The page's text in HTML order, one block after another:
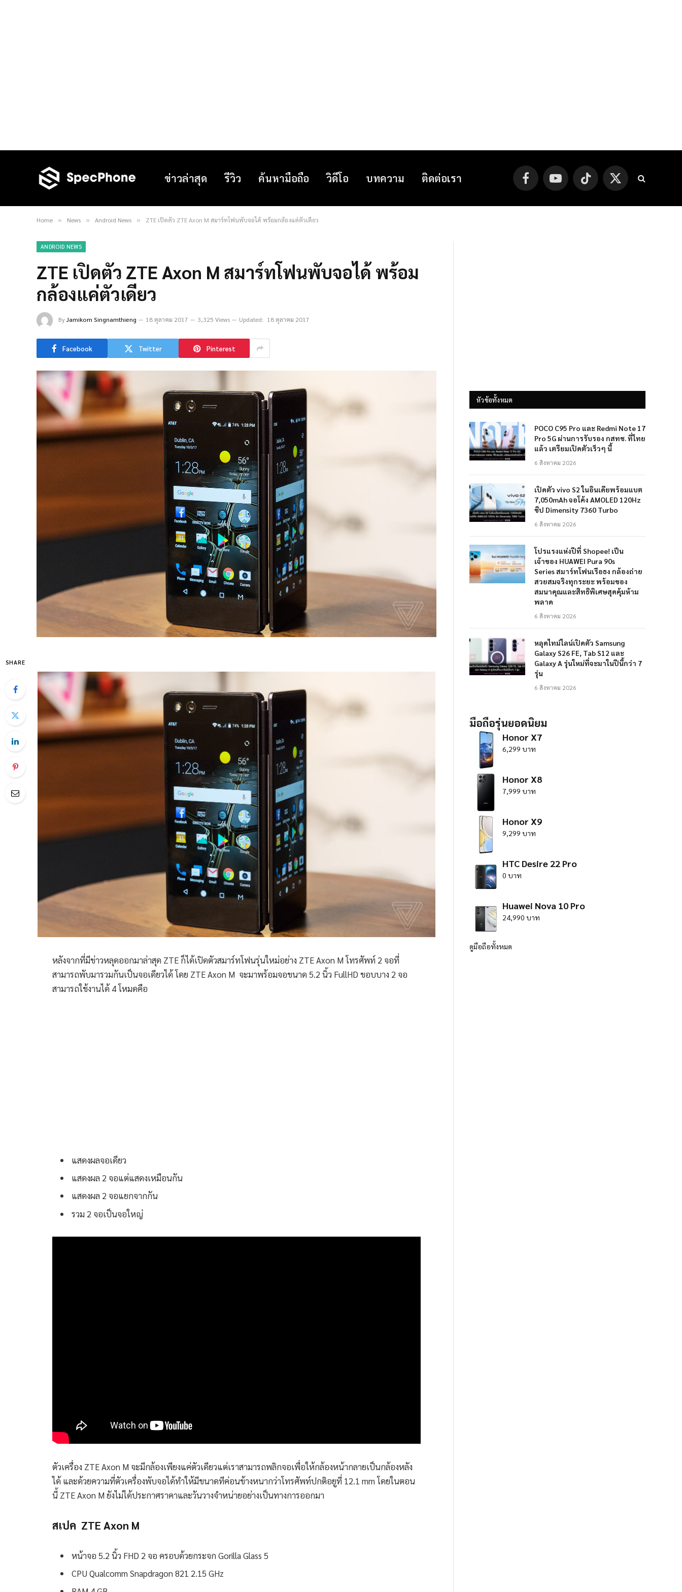
ข่าวล่าสุด รีวิว ค้นหามือถือ วิดีโอ บทความ ติดต่อเรา FacebookYouTube TikTok
X
(Twitter)
Home » News » Android News » ZTE เปิดตัว ZTE Axon M สมาร์ทโฟนพับจอได้ พร้อมกล้องแค่ตัวเดียว
ANDROID NEWS
ZTE เปิดตัว ZTE Axon M สมาร์ทโฟนพับจอได้ พร้อม
กล้องแค่ตัวเดียว
ByJamikorn Singnamthieng 18 ตุลาคม 2017 3,325 Views Updated: 18 ตุลาคม 2017
Facebook Twitter Pinterest
SHARE
หลังจากที่มีข่าวหลุดออกมาล่าสุด ZTE ก็ได้เปิดตัวสมาร์ทโฟนรุ่นใหม่อย่าง ZTE Axon M โทรศัพท์ 2 จอที่
สามารถพับมารวมกันเป็นจอเดียวได้โดย ZTE Axon M จะมาพร้อมจอขนาด 5.2 นิ้ว FullHD ขอบบาง 2 จอ
สามารถใช้งานได้ 4 โหมดคือ
แสดงผลจอเดียว
แสดงผล 2 จอแต่แสดงเหมือนกัน
แสดงผล 2 จอแยกจากกัน
รวม 2 จอเป็นจอใหญ่
ตัวเครื่อง ZTE Axon M จะมีกล้องเพียงแค่ตัวเดียวแต่เราสามารถพลิกจอเพื่อให้กล้องหน้ากลายเป็นกล้องหลัง
ได้ และด้วยความที่ตัวเครื่องพับจอได้ทำให้มีขนาดทีค่อนข้างหนากว่าโทรศัพท์ปกติอยูที่ 12.1 mm โดยในตอน
นี้ ZTE Axon M ยังไม่ได้ประกาศราคาและวันวางจำหน่ายอย่างเป็นทางการออกมา
สเปค ZTE Axon M
หน้าจอ 5.2 นิ้ว FHD 2 จอ ครอบด้วยกระจก Gorilla Glass 5
CPU Qualcomm Snapdragon 821 2.15 GHz
หัวข้อทั้งหมด
POCO C95 Pro และ Redmi Note 17
Pro 5G ผ่านการรับรอง กสทช. ที่ไทย
แล้ว เตรียมเปิดตัวเร็วๆ นี้
6 สิงหาคม 2026
เปิดตัว vivo S2 ในอินเดียพร้อมแบต
7,050mAh จอโค้ง AMOLED 120Hz
ชิป Dimensity 7360 Turbo
6 สิงหาคม 2026
โปรแรงแห่งปีที่ Shopee! เป็น
เจ้าของ HUAWEI Pura 90s
Series สมาร์ทโฟนเรือธง กล้องถ่าย
สวยสมจริงทุกระยะ พร้อมของ
สมนาคุณและสิทธิพิเศษสุดคุ้มห้าม
พลาด
6 สิงหาคม 2026
หลุดไทม์ไลน์เปิดตัว Samsung
Galaxy S26 FE, Tab S12 และ
Galaxy A รุ่นใหม่ที่จะมาในปีนี้กว่า 7
รุ่น
6 สิงหาคม 2026
มือถือรุ่นยอดนิยม
Honor X7
6,299 บาท
Honor X8
7,999 บาท
Honor X9
9,299 บาท
HTC Desire 22 Pro
0 บาท
Huawei Nova 10 Pro
24,990 บาท
ดูมือถือทั้งหมด